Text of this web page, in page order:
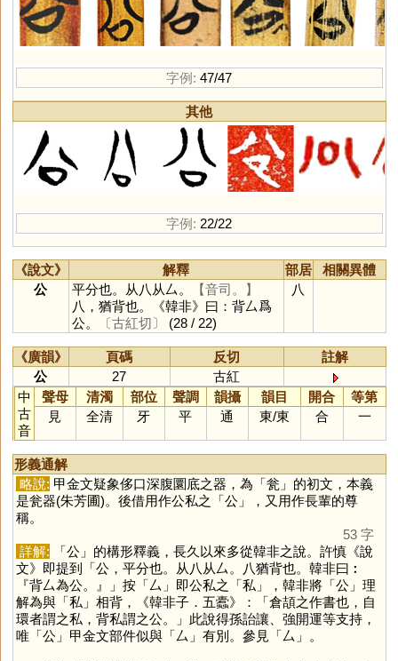
字例: 47/47
其他
字例: 22/22
《說文》 解釋 部居
相關異體
公
平分也。从八从厶。
【音司。】
八，猶背也。《韓非》曰：背厶爲
公。
〔古紅切〕 (28 / 22)
八
《廣韻》 頁碼 反切
註解
公
27
古紅
中
古
音
聲母 清濁 部位 聲調 韻攝 韻目 開合
等第
見
全清 牙 平 通 東/東 合 一
形義通解
略說: 甲金文疑象侈口深腹圜底之器，為「瓮」的初文，本義
是瓮器(朱芳圃)。後借用作公私之「公 」，又用作長輩的尊
稱。
53 字
詳解: 「公 」的構形釋義，長久以來多從韓非之說。許慎《說
文》即提到「公，平分也。从八从厶。八猶背也。韓非曰︰
『背厶為公。』」按「厶 」即公私之「私」，韓非將「公 」理
解為與「私」相背，《韓非子．五蠹》：「倉頡之作書也，自
環者謂之私，背私謂之公。」此說得孫詒讓、強開運等支持，
唯「公 」甲金文部件似與「厶 」有別。參見「厶 」。